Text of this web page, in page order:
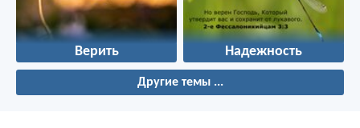
Верить Надежность
Другие темы ...